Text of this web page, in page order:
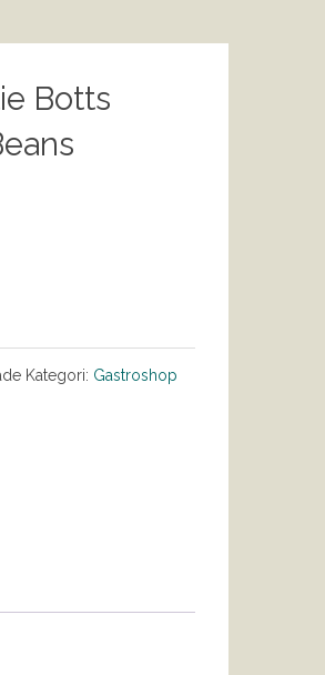
Botts
Kategori: Gastroshop